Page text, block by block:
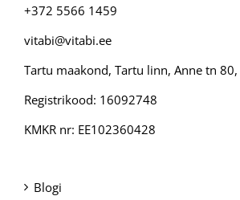
+372 5566 1459
vitabi@vitabi.ee
Tartu maakond, Tartu linn, Anne tn
Registrikood: 16092748
KMKR nr: EE102360428
Blogi